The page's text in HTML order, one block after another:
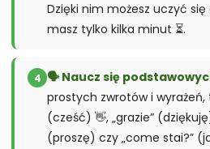
Dzięki nim możesz uczyć
masz tylko kilka minut ⏳.
4 🗣️ Naucz się
prostych zwrotów i wyrażeń,
(cześć) 👋, „grazie”
(proszę) czy „come stai?”